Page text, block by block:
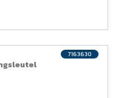
7163630